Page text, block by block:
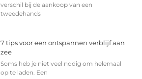
verschil bij de aankoop van een
tweedehands
7 tips voor een ontspannen verblijf aan
zee
Soms heb je niet veel nodig om helemaal
op te laden. Een